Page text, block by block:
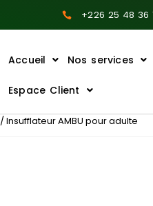
+226 25 48 36
Accueil Nos services
Espace Client
/ Insufflateur AMBU pour adulte